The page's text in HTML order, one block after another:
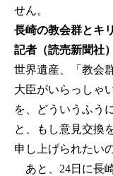
せん。
長崎の教会群とキ
記者（読売新聞社）
世界遺産、「教会
大臣がいらっしゃ
を、どういうふう
と、もし意見交換
申し上げられたい
あと、24日に長